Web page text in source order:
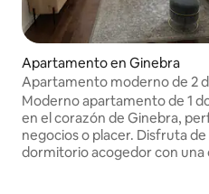
Apartamento en Ginebra
Apartamento moderno de 2
en el centro de Ginebra
Moderno apartamento de 1
en el corazón de Ginebra,
negocios o placer. Disfruta de
dormitorio acogedor con una